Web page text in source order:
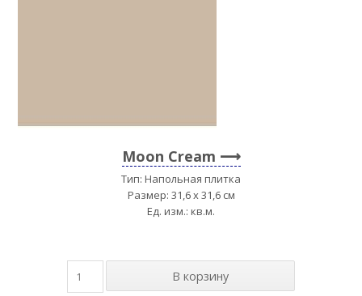
Moon Cream
Тип: Напольная плитка
Размер: 31,6 x 31,6 см
Ед. изм.: кв.м.